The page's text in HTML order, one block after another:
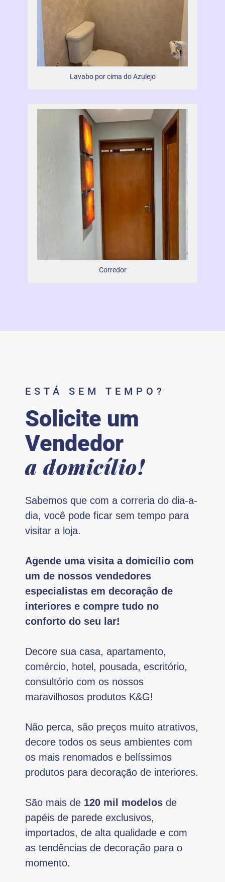
Lavabo por cima do Azulejo
Corredor
ESTÁ SEM TEMPO?
Solicite um
Vendedor
a domicílio!
Sabemos que com a correria do dia-a-
dia, você pode ficar sem tempo para
visitar a loja.
Agende uma visita a domicílio com
um de nossos vendedores
especialistas em decoração de
interiores e compre tudo no
conforto do seu lar!
Decore sua casa, apartamento,
comércio, hotel, pousada, escritório,
consultório com os nossos
maravilhosos produtos K&G!
Não perca, são preços muito atrativos,
decore todos os seus ambientes com
os mais renomados e belíssimos
produtos para decoração de interiores.
São mais de 120 mil modelos de
papéis de parede exclusivos,
importados, de alta qualidade e com
as tendências de decoração para o
momento.